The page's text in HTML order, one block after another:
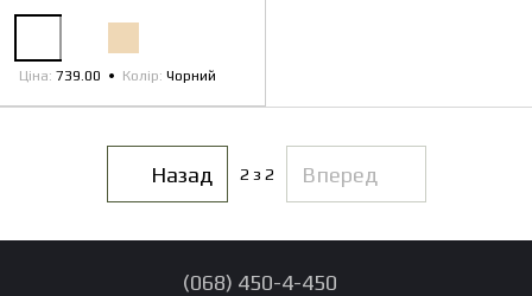
Ціна 739.00 Колір Чорний
Назад 2 з 2 Вперед
(068) 450-4-450